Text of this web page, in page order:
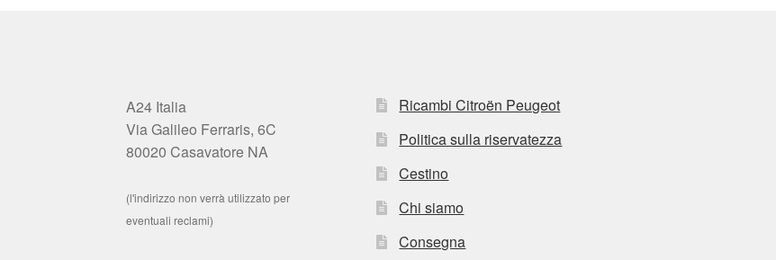
A24 Italia
Via Galileo Ferraris, 6C
80020 Casavatore NA
(l'indirizzo non verrà utilizzato per
eventuali reclami)
Ricambi Citroën Peugeot
Politica sulla riservatezza
Cestino
Chi siamo
Consegna